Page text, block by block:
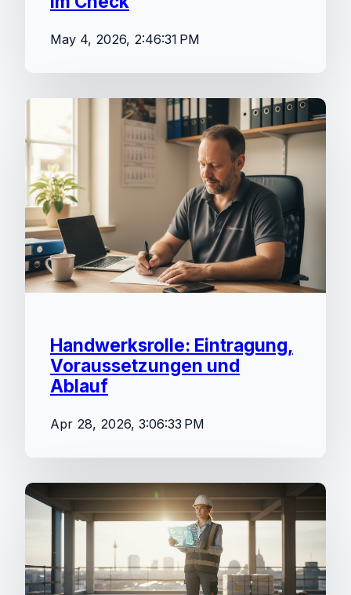
May 4, 2026, 2:46:31 PM
Handwerksrolle: Eintragung,
Voraussetzungen und
Ablauf
Apr 28, 2026, 3:06:33 PM